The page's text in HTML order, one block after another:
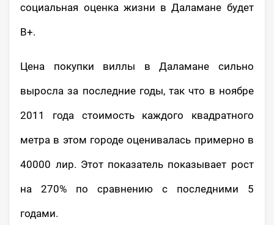
социальная оценка жизни в Даламане будет
B+.
Цена покупки виллы в Даламане сильно
выросла за последние годы, так что в ноябре
2011 года стоимость каждого квадратного
метра в этом городе оценивалась примерно в
40000 лир. Этот показатель показывает рост
на 270% по сравнению с последними 5
годами.